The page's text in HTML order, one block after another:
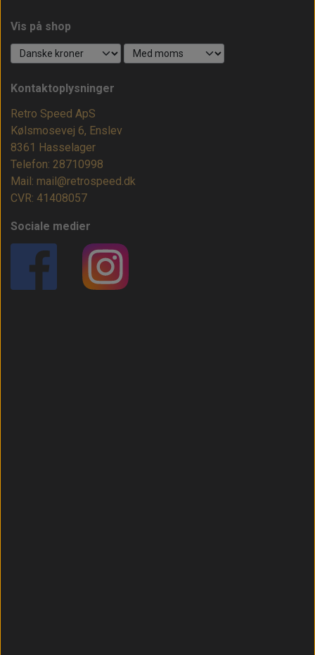
Vis på shop
Kontaktoplysninger
Retro Speed ApS
Kølsmosevej 6, Enslev
8361 Hasselager
Telefon: 28710998
Mail: mail@retrospeed.dk
CVR: 41408057
Sociale medier